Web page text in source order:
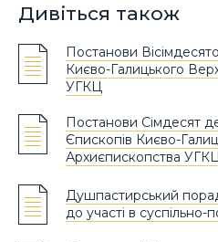
Дивіться також
Постанови
Києво-Галицького
УГКЦ
Постанови Сімдесят
Єпископів Києво-
Архиєпископства
Душпастирський
до участі в суспільно-